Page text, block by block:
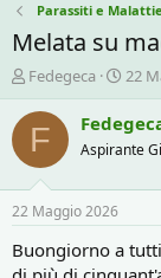
Parassiti e Malattie
Melata su
C
r
e
t
o
e
D
Fedegeca
D
a
t
a
d
n
22
F Aspirante
22 Maggio 2026
Buongiorno a